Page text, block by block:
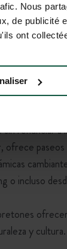
Nous
de publicité
ont
en
estar
es
preservada
a la
local, talleres
renunciar a
ofrece paseos
o incluso
y cultura.